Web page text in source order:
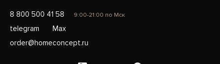
8 800 500 41 58 9:00-21:00 по Мск
telegram
Max
order@homeconcept.ru